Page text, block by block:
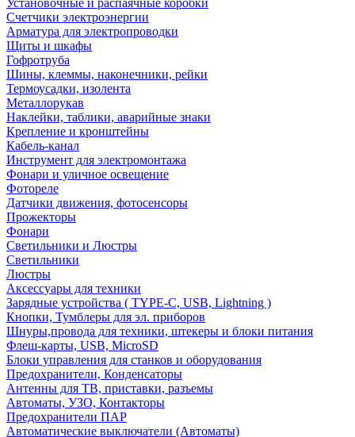
Установочные и распаячные коробки
Счетчики электроэнергии
Арматура для электропроводки
Щиты и шкафы
Гофротруба
Шины, клеммы, наконечники, рейки
Термоусадки, изолента
Металлорукав
Наклейки, таблики, аварийные знаки
Крепление и кронштейны
Кабель-канал
Инструмент для электромонтажа
Фонари и уличное освещение
Фотореле
Датчики движения, фотосенсоры
Прожекторы
Фонари
Светильники и Люстры
Светильники
Люстры
Аксессуары для техники
Зарядные устройства ( TYPE-C, USB, Lightning )
Кнопки, Тумблеры для эл. приборов
Шнуры,провода для техники, штекеры и блоки питания
Флеш-карты, USB, MicroSD
Блоки управления для станков и оборудования
Предохранители, Конденсаторы
Антенны для ТВ, приставки, разъемы
Автоматы, УЗО, Контакторы
Предохранители ПАР
Автоматические выключатели (Автоматы)